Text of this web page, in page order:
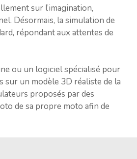
sur l’imagination,
Désormais, la simulation de
répondant aux attentes de
ou un logiciel spécialisé pour
un modèle 3D réaliste de la
proposés par des
de sa propre moto afin de